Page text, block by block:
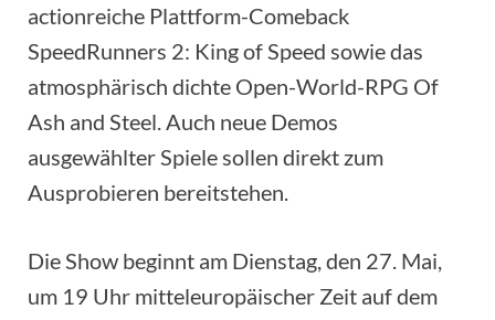
actionreiche Plattform-Comeback
SpeedRunners 2: King of Speed sowie das
atmosphärisch dichte Open-World-RPG Of
Ash and Steel. Auch neue Demos
ausgewählter Spiele sollen direkt zum
Ausprobieren bereitstehen.
Die Show beginnt am Dienstag, den 27. Mai,
um 19 Uhr mitteleuropäischer Zeit auf dem